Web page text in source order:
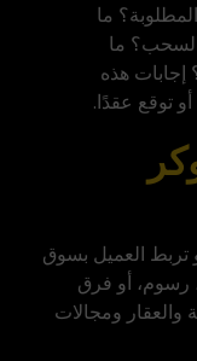
ما
ما
هذه
توقع عقدًا.
العميل بسوق
رسوم، أو فرق
والعقار ومجالات